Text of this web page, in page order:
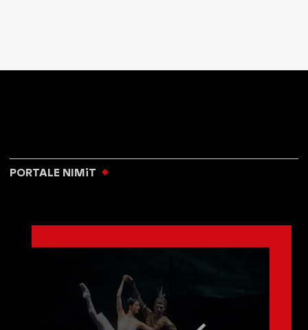
PORTALE NIMiT